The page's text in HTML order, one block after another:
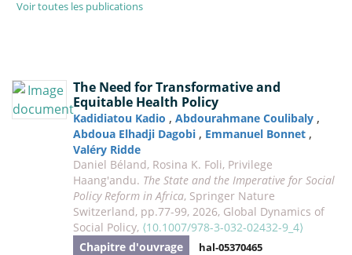
Voir toutes les publications
The Need for Transformative and
Equitable Health Policy
Kadidiatou Kadio , Abdourahmane Coulibaly ,
Abdoua Elhadji Dagobi , Emmanuel Bonnet ,
Valéry Ridde
Daniel Béland, Rosina K. Foli, Privilege
Haang'andu. The State and the Imperative for Social
Policy Reform in Africa, Springer Nature
Switzerland, pp.77-99, 2026, Global Dynamics of
Social Policy, ⟨10.1007/978-3-032-02432-9_4⟩
Chapitre d'ouvrage
hal-05370465